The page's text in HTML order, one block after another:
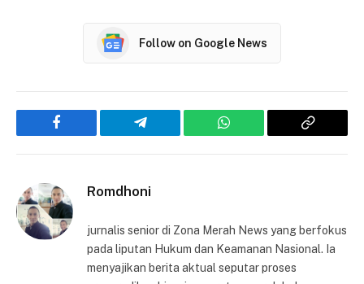
Follow on Google News
Facebook Telegram WhatsApp
Copy
Romdhoni
jurnalis senior di Zona Merah News yang berfokus
pada liputan Hukum dan Keamanan Nasional. Ia
menyajikan berita aktual seputar proses